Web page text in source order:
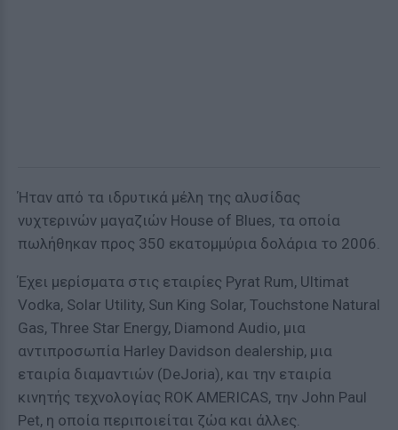
Ήταν από τα ιδρυτικά μέλη της αλυσίδας
νυχτερινών μαγαζιών House of Blues, τα οποία
πωλήθηκαν προς 350 εκατομμύρια δολάρια το 2006.
Έχει μερίσματα στις εταιρίες Pyrat Rum, Ultimat
Vodka, Solar Utility, Sun King Solar, Touchstone Natural
Gas, Three Star Energy, Diamond Audio, μια
αντιπροσωπία Harley Davidson dealership, μια
εταιρία διαμαντιών (DeJoria), και την εταιρία
κινητής τεχνολογίας ROK AMERICAS, την John Paul
Pet, η οποία περιποιείται ζώα και άλλες.